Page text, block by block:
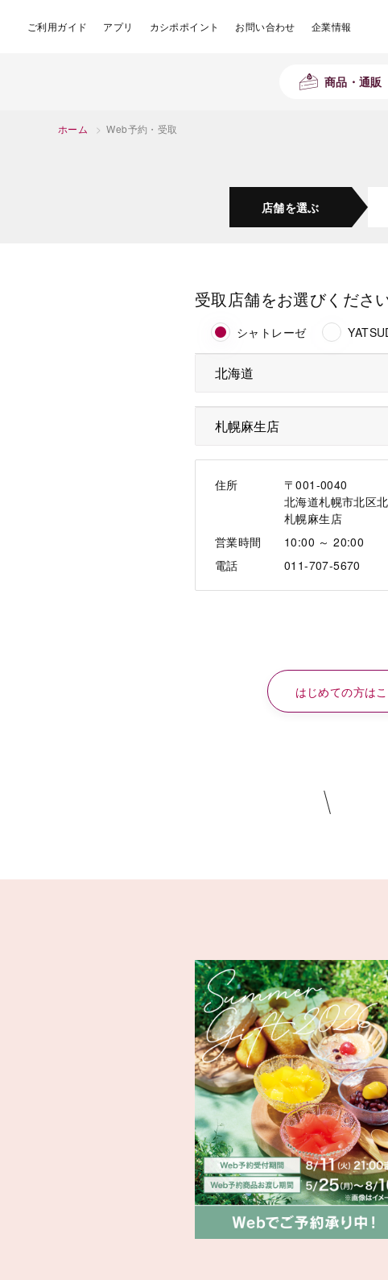
ご利用ガイド アプリ カシポポイント お問い合わせ 企業情報
商品・通販
ホーム > Web予約・受取
店舗を選ぶ
受取店舗をお選びくださ
シャトレーゼ
住所
〒001-0040
北海道札幌市北区
札幌麻生店
営業時間
10:00 ～ 20:00
電話
011-707-5670
はじめての方は